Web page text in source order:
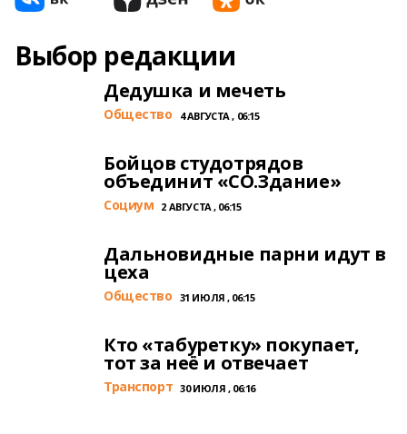
Выбор редакции
Дедушка и мечеть
Общество 4 АВГУСТА , 06:15
Бойцов студотрядов
объединит «СО.Здание»
Cоциум 2 АВГУСТА , 06:15
Дальновидные парни идут в
цеха
Общество 31 ИЮЛЯ , 06:15
Кто «табуретку» покупает,
тот за неё и отвечает
Транспорт 30 ИЮЛЯ , 06:16